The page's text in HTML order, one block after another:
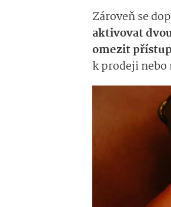
Zároveň se
aktivovat
omezit
k prodeji